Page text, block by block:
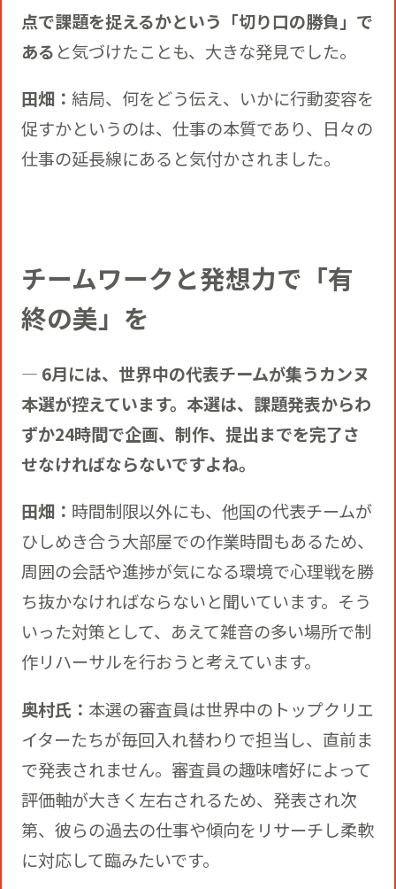
点で課題を捉えるかという「切り口の勝負」で
ある と気づけたことも、大きな発見でした。
田畑： 結局、何をどう伝え、いかに行動変容を
促すかというのは、仕事の本質であり、日々の
仕事の延長線にあると気付かされました。
チームワークと発想力で「有
終の美」を
― 6月には、世界中の代表チームが集うカンヌ
本選が控えています。本選は、課題発表からわ
ずか24時間で企画、制作、提出までを完了さ
せなければならないですよね。
田畑： 時間制限以外にも、他国の代表チームが
ひしめき合う大部屋での作業時間もあるため、
周囲の会話や進捗が気になる環境で心理戦を勝
ち抜かなければならないと聞いています。そう
いった対策として、あえて雑音の多い場所で制
作リハーサルを行おうと考えています。
奥村氏： 本選の審査員は世界中のトップクリエ
イターたちが毎回入れ替わりで担当し、直前ま
で発表されません。審査員の趣味嗜好によって
評価軸が大きく左右されるため、発表され次
第、彼らの過去の仕事や傾向をリサーチし柔軟
に対応して臨みたいです。